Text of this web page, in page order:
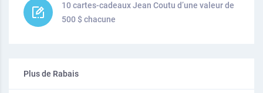
10 cartes-cadeaux Jean Coutu d’une valeur de
500 $ chacune
Plus de Rabais